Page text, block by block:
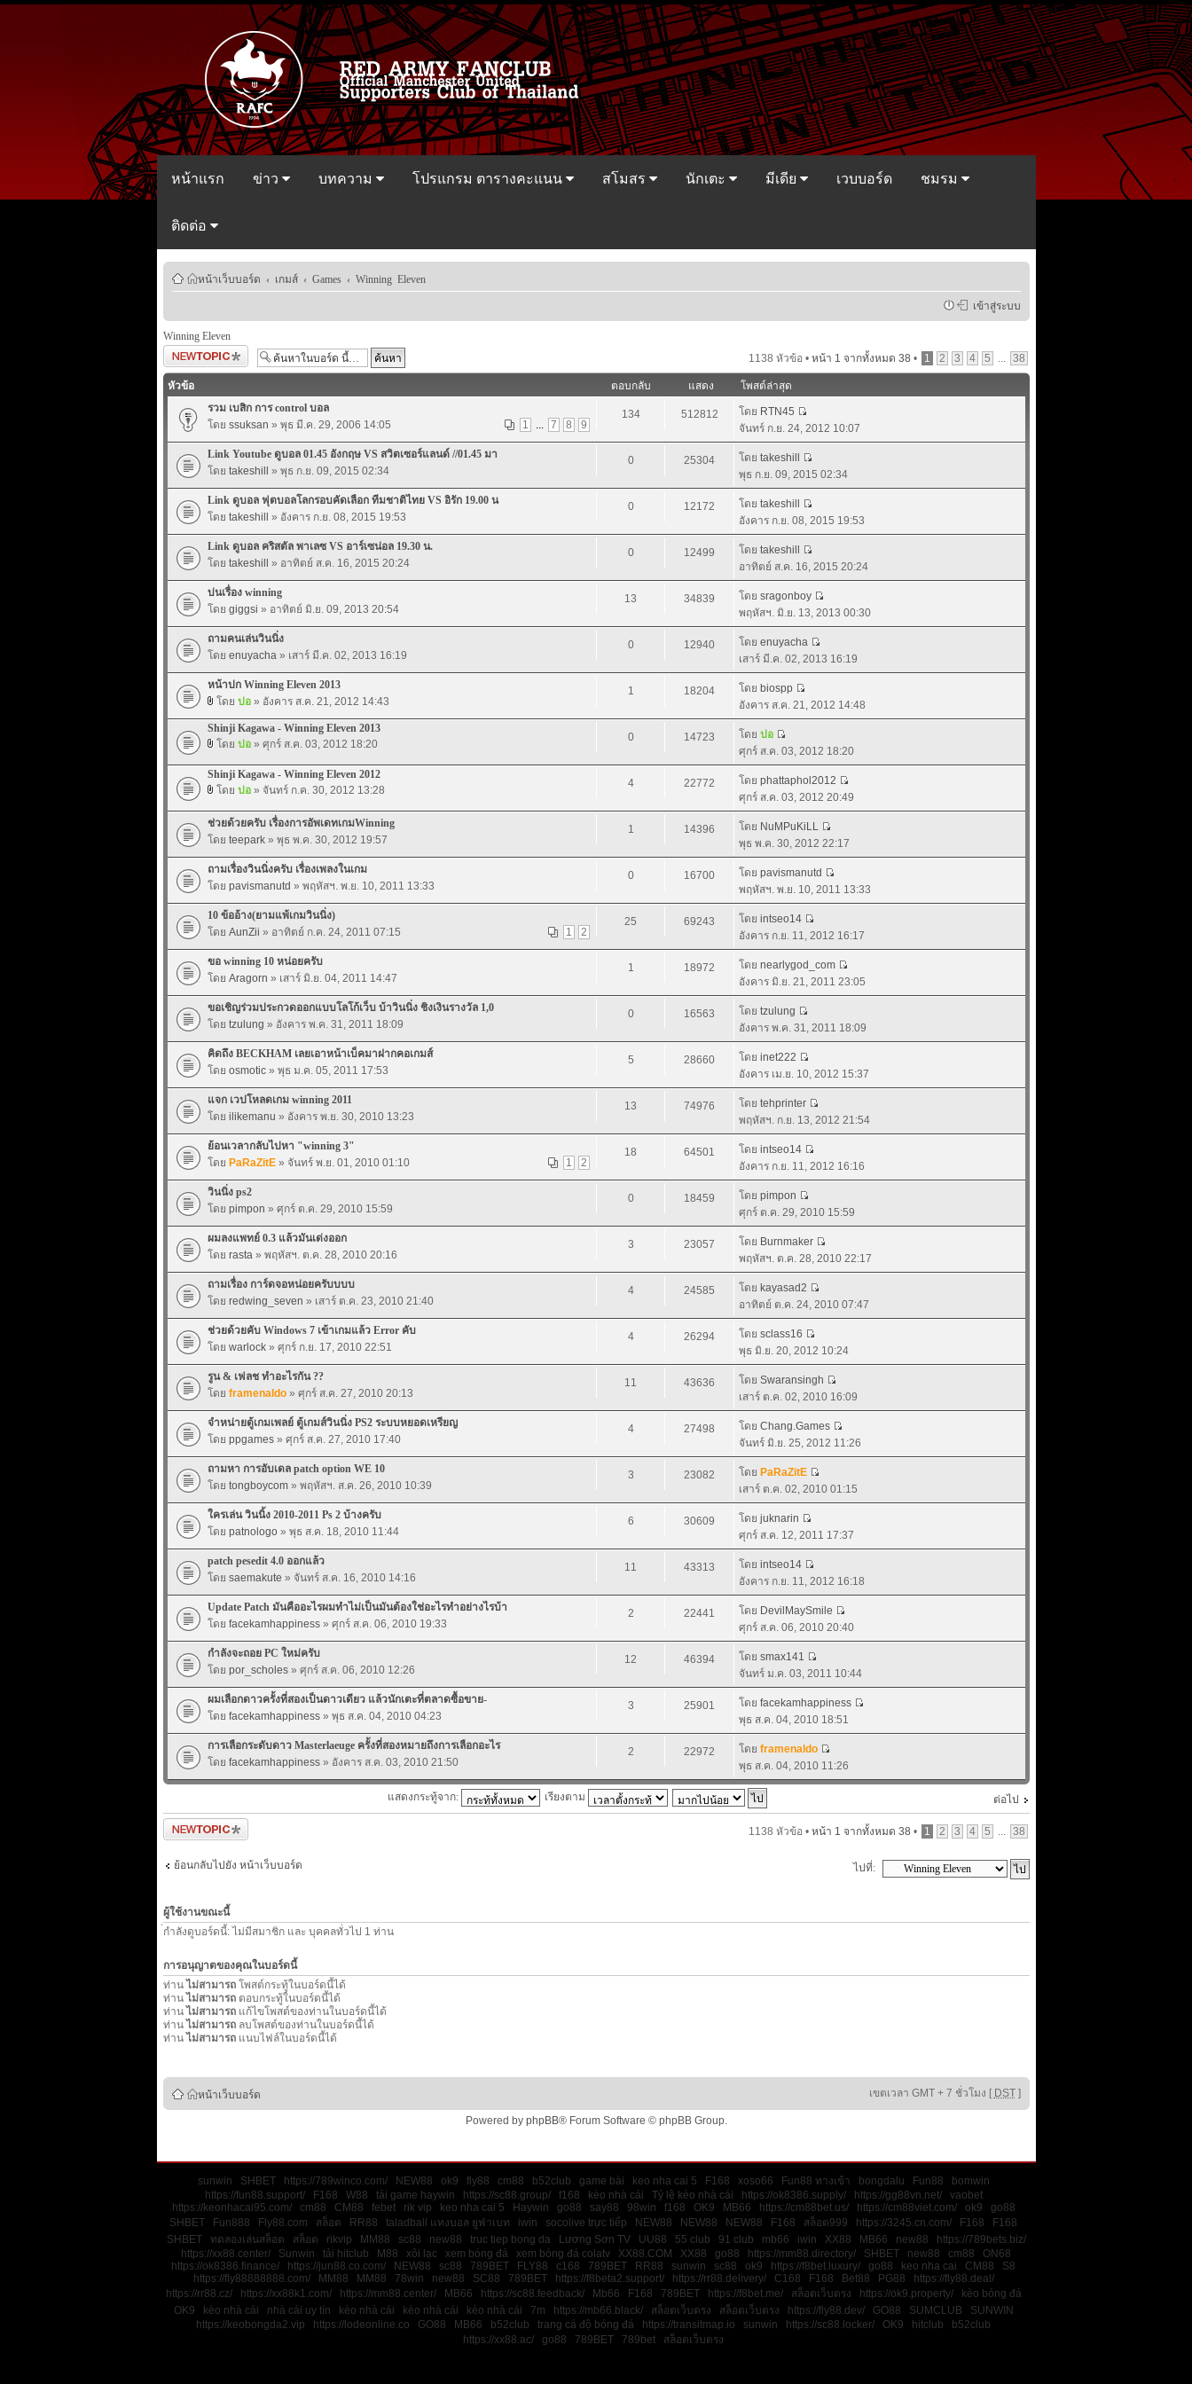
หน้าแรก ข่าว บทความ โปรแกรม ตารางคะแนน สโมสร นักเตะ มีเดีย เวบบอร์ด ชมรม
ติดต่อ
หน้าเว็บบอร์ด ‹ เกมส์ ‹ Games ‹ Winning Eleven
เข้าสู่ระบบ
Winning Eleven
ตั้งกระทู้ใหม่
1138 หัวข้อ • หน้า 1 จากทั้งหมด 38 • 1 2 3 4 5 ... 38
หัวข้อ ตอบกลับ แสดง
โพสต์ล่าสุด
รวม เบสิก การ control บอล
1
... 7 8 9
โดย ssuksan » พุธ มี.ค. 29, 2006 14:05
134 512812 โดย RTN45
จันทร์ ก.ย. 24, 2012 10:07
Link Youtube ดูบอล 01.45 อังกฤษ VS สวิตเซอร์แลนด์ //01.45 มา
โดย takeshill » พุธ ก.ย. 09, 2015 02:34
0 25304 โดย takeshill
พุธ ก.ย. 09, 2015 02:34
Link ดูบอล ฟุตบอลโลกรอบคัดเลือก ทีมชาติไทย VS อิรัก 19.00 น
โดย takeshill » อังคาร ก.ย. 08, 2015 19:53
0 12172 โดย takeshill
อังคาร ก.ย. 08, 2015 19:53
Link ดูบอล คริสตัล พาเลซ VS อาร์เซน่อล 19.30 น.
โดย takeshill » อาทิตย์ ส.ค. 16, 2015 20:24
0 12499 โดย takeshill
อาทิตย์ ส.ค. 16, 2015 20:24
บ่นเรื่อง winning
โดย giggsi » อาทิตย์ มิ.ย. 09, 2013 20:54
13 34839 โดย sragonboy
พฤหัสฯ. มิ.ย. 13, 2013 00:30
ถามคนเล่นวินนิ่ง
โดย enuyacha» เสาร์ มี.ค. 02, 2013 16:19
0 12940 โดย enuyacha
เสาร์ มี.ค. 02, 2013 16:19
หน้าปก Winning Eleven 2013
โดย ปอ» อังคาร ส.ค. 21, 2012 14:43
1 18204 โดย biospp
อังคาร ส.ค. 21, 2012 14:48
Shinji Kagawa - Winning Eleven 2013
โดย ปอ» ศุกร์ ส.ค. 03, 2012 18:20
0 14723 โดย ปอ
ศุกร์ ส.ค. 03, 2012 18:20
Shinji Kagawa - Winning Eleven 2012
โดย ปอ» จันทร์ ก.ค. 30, 2012 13:28
4 22772 โดย phattaphol2012
ศุกร์ ส.ค. 03, 2012 20:49
ช่วยด้วยครับ เรื่องการอัพเดทเกมWinning
โดย teepark» พุธ พ.ค. 30, 2012 19:57
1 14396 โดย NuMPuKiLL
พุธ พ.ค. 30, 2012 22:17
ถามเรื่องวินนิ่งครับ เรื่องเพลงในเกม
โดย pavismanutd » พฤหัสฯ. พ.ย. 10, 2011 13:33
0 16700 โดย pavismanutd
พฤหัสฯ. พ.ย. 10, 2011 13:33
10 ข้ออ้าง(ยามแพ้เกมวินนิ่ง)
1
2
โดย AunZii » อาทิตย์ ก.ค. 24, 2011 07:15
25 69243 โดย intseo14
อังคาร ก.ย. 11, 2012 16:17
ขอ winning 10 หน่อยครับ
โดย Aragorn » เสาร์ มิ.ย. 04, 2011 14:47
1 18972 โดย nearlygod_com
อังคาร มิ.ย. 21, 2011 23:05
ขอเชิญร่วมประกวดออกแบบโลโก้เว็บ บ้าวินนิ่ง ชิงเงินรางวัล 1,0
โดย tzulung » อังคาร พ.ค. 31, 2011 18:09
0 16563 โดย tzulung
อังคาร พ.ค. 31, 2011 18:09
คิดถึง BECKHAM เลยเอาหน้าเบ็คมาฝากคอเกมส์
โดย osmotic» พุธ ม.ค. 05, 2011 17:53
5 28660 โดย inet222
อังคาร เม.ย. 10, 2012 15:37
แจก เวปโหลดเกม winning 2011
โดย ilikemanu » อังคาร พ.ย. 30, 2010 13:23
13 74976 โดย tehprinter
พฤหัสฯ. ก.ย. 13, 2012 21:54
ย้อนเวลากลับไปหา "winning 3"
1
2
โดย PaRaZitE» จันทร์ พ.ย. 01, 2010 01:10
18 64501 โดย intseo14
อังคาร ก.ย. 11, 2012 16:16
วินนิ่ง ps2
โดย pimpon » ศุกร์ ต.ค. 29, 2010 15:59
0 18459 โดย pimpon
ศุกร์ ต.ค. 29, 2010 15:59
ผมลงแพทย์ 0.3 แล้วมันเด่งออก
โดย rasta» พฤหัสฯ. ต.ค. 28, 2010 20:16
3 23057 โดย Burnmaker
พฤหัสฯ. ต.ค. 28, 2010 22:17
ถามเรื่อง การ์ดจอหน่อยครับบบบ
โดย redwing_seven » เสาร์ ต.ค. 23, 2010 21:40
4 24585 โดย kayasad2
อาทิตย์ ต.ค. 24, 2010 07:47
ช่วยด้วยคับ Windows 7 เข้าเกมแล้ว Error คับ
โดย warlock» ศุกร์ ก.ย. 17, 2010 22:51
4 26294 โดย sclass16
พุธ มิ.ย. 20, 2012 10:24
รูน & เฟลช ทำอะไรกัน ??
โดย framenaldo» ศุกร์ ส.ค. 27, 2010 20:13
11 43636 โดย Swaransingh
เสาร์ ต.ค. 02, 2010 16:09
จำหน่ายตู้เกมเพลย์ ตู้เกมส์วินนิ่ง PS2 ระบบหยอดเหรียญ
โดย ppgames» ศุกร์ ส.ค. 27, 2010 17:40
4 27498 โดย Chang.Games
จันทร์ มิ.ย. 25, 2012 11:26
ถามหา การอับเดล patch option WE 10
โดย tongboycom» พฤหัสฯ. ส.ค. 26, 2010 10:39
3 23082 โดย PaRaZitE
เสาร์ ต.ค. 02, 2010 01:15
ใครเล่น วินนิ้ง 2010-2011 Ps 2 บ้างครับ
โดย patnologo» พุธ ส.ค. 18, 2010 11:44
6 30609 โดย juknarin
ศุกร์ ส.ค. 12, 2011 17:37
patch pesedit 4.0 ออกแล้ว
โดย saemakute » จันทร์ ส.ค. 16, 2010 14:16
11 43313 โดย intseo14
อังคาร ก.ย. 11, 2012 16:18
Update Patch มันคืออะไรผมทำไม่เป็นมันต้องใช่อะไรทำอย่างไรบ้า
โดย facekamhappiness» ศุกร์ ส.ค. 06, 2010 19:33
2 22441 โดย DevilMaySmile
ศุกร์ ส.ค. 06, 2010 20:40
กำลังจะถอย PC ใหม่ครับ
โดย por_scholes» ศุกร์ ส.ค. 06, 2010 12:26
12 46394 โดย smax141
จันทร์ ม.ค. 03, 2011 10:44
ผมเลือกดาวครั้งที่สองเป็นดาวเดียว แล้วนักเตะที่ตลาดซื้อขาย-
โดย facekamhappiness» พุธ ส.ค. 04, 2010 04:23
3 25901 โดย facekamhappiness
พุธ ส.ค. 04, 2010 18:51
การเลือกระดับดาว Masterlaeuge ครั้งที่สองหมายถึงการเลือกอะไร
โดย facekamhappiness» อังคาร ส.ค. 03, 2010 21:50
2 22972 โดย framenaldo
พุธ ส.ค. 04, 2010 11:26
ต่อไป
แสดงกระทู้จาก: เรียงตาม
ตั้งกระทู้ใหม่ 1138 หัวข้อ • หน้า 1 จากทั้งหมด 38 • 1 2 3 4 5 ... 38
ย้อนกลับไปยัง หน้าเว็บบอร์ด ไปที่:
ผู้ใช้งานขณะนี้
่กำลังดูบอร์ดนี้: ไม่มีสมาชิก และ บุคคลทั่วไป 1 ท่าน
การอนุญาตของคุณในบอร์ดนี้
ท่าน ไม่สามารถโพสต์กระทู้ในบอร์ดนี้ได้
ท่าน ไม่สามารถตอบกระทู้ในบอร์ดนี้ได้
ท่าน ไม่สามารถแก้ไขโพสต์ของท่านในบอร์ดนี้ได้
ท่าน ไม่สามารถลบโพสต์ของท่านในบอร์ดนี้ได้
ท่าน ไม่สามารถแนบไฟล์ในบอร์ดนี้ได้
หน้าเว็บบอร์ด เขตเวลา GMT + 7 ชั่วโมง [ DST]
Powered by phpBB® Forum Software © phpBB Group.
sunwin SHBET https://789winco.com/ NEW88 ok9 fly88 cm88 b52club game bài keo nha cai 5 F168 xoso66 Fun88 ทางเข้า bongdalu Fun88
bomwin
https://fun88.support/
F168 W88 tải game haywin https://sc88.group/ f168 kèo nhà cái Tỷ lệ kèo nhà cái https://ok8386.supply/ https://gg88vn.net/
vaobet
https://keonhacai95.com/
cm88 CM88 febet rik vip keo nha cai 5 Haywin go88 say88 98win f168 OK9 MB66 https://cm88bet.us/ https://cm88viet.com/ ok9
go88
SHBET
Fun888 Fly88.com สล็อต RR88 taladball แทงบอล ยูฟ่าเบท iwin socolive trực tiếp NEW88 NEW88 NEW88 F168 สล็อต999 https://3245.cn.com/ F168
F168
SHBET
ทดลองเล่นสล็อต สล็อต rikvip MM88 sc88 new88 truc tiep bong da Lương Sơn TV UU88 55 club 91 club mb66 iwin XX88 MB66 new88
https://789bets.biz/
https://xx88.center/
Sunwin tải hitclub M88 xôi lạc xem bóng đá xem bóng đá colatv XX88.COM XX88 go88 https://mm88.directory/ SHBET new88 cm88
ON68
https://ok8386.finance/
https://jun88.co.com/ NEW88 sc88 789BET FLY88 c168 789BET RR88 sunwin sc88 ok9 https://f8bet.luxury/ go88 keo nha cai CM88
S8
https://fly88888888.com/
MM88 MM88 78win new88 SC88 789BET https://f8beta2.support/ https://rr88.delivery/ C168 F168 Bet88 PG88
https://fly88.deal/
https://rr88.cz/
https://xx88k1.com/ https://mm88.center/ MB66 https://sc88.feedback/ Mb66 F168 789BET https://f8bet.me/ สล็อตเว็บตรง https://ok9.property/
kèo bóng đá
OK9
kèo nhà cái nhà cái uy tín kèo nhà cái kèo nhà cái kèo nhà cái 7m https://mb66.black/ สล็อตเว็บตรง สล็อตเว็บตรง https://fly88.dev/ GO88 SUMCLUB
SUNWIN
https://keobongda2.vip
https://lodeonline.co GO88 MB66 b52club trang cá độ bóng đá https://transitmap.io sunwin https://sc88.locker/ OK9 hitclub
b52club
https://xx88.ac/
go88 789BET 789bet สล็อตเว็บตรง